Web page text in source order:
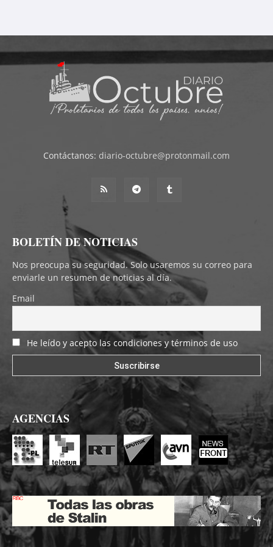
Contáctanos: diario-octubre@protonmail.com
BOLETÍN DE NOTICIAS
Nos preocupa su seguridad. Solo usaremos su correo para
enviarle un resumen de noticias al día.
Email
He leído y acepto las condiciones y términos de uso
AGENCIAS